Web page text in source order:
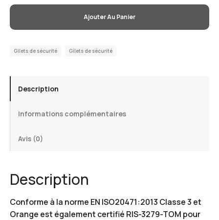
Ajouter Au Panier
Gilets de sécurité Gilets de sécurité
Description
Informations complémentaires
Avis (0)
Description
Conforme à la norme EN ISO20471:2013 Classe 3 et
Orange est également certifié RIS-3279-TOM pour